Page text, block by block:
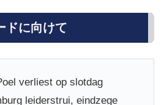
ドに向けて
verliest op slotdag
leiderstrui, eindzege